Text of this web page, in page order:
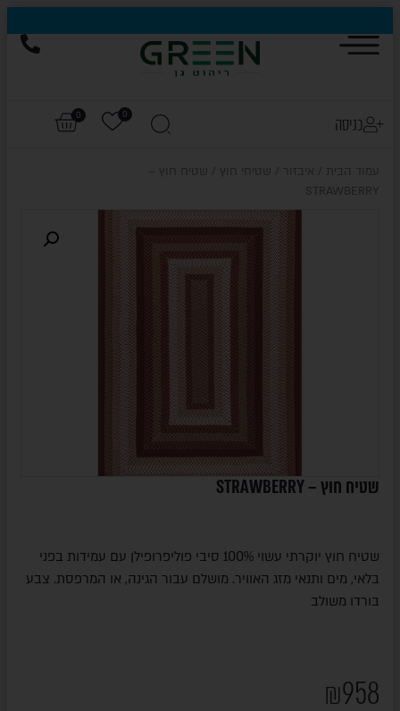
כניסה 0
0
עמוד הבית איבזור שטיחי חוץ / שטיח חוץ –
STRAWBERRY
שטיח חוץ – STRAWBERRY
שטיח חוץ יוקרתי עשוי 100% סיבי פוליפרופילן עם עמידות בפני
בלאי, מים ותנאי מזג האוויר. מושלם עבור הגינה, או המרפסת. צבע
בורדו משולב
₪958